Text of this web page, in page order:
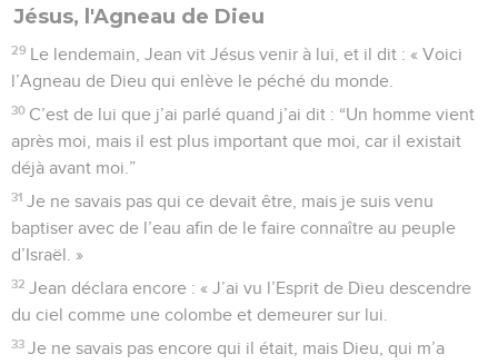
Jésus, l'Agneau de Dieu
29 Le lendemain, Jean vit Jésus venir à lui, et il dit : « Voici
l’Agneau de Dieu qui enlève le péché du monde.
30 C’est de lui que j’ai parlé quand j’ai dit : “Un homme vient
après moi, mais il est plus important que moi, car il existait
déjà avant moi.”
31 Je ne savais pas qui ce devait être, mais je suis venu
baptiser avec de l’eau afin de le faire connaître au peuple
d’Israël. »
32 Jean déclara encore : « J’ai vu l’Esprit de Dieu descendre
du ciel comme une colombe et demeurer sur lui.
33 Je ne savais pas encore qui il était, mais Dieu, qui m’a